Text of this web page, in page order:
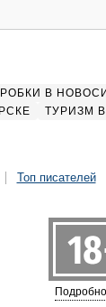
В
ТУРИЗМ
Топ писателей